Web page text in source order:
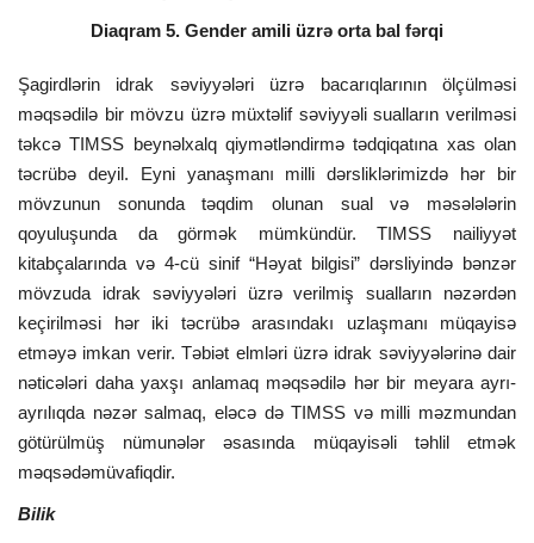
Diaqram 5. Gender amili üzrə orta bal fərqi
Şagirdlərin idrak səviyyələri üzrə bacarıqlarının ölçülməsi
məqsədilə bir mövzu üzrə müxtəlif səviyyəli sualların verilməsi
təkcə TIMSS beynəlxalq qiymətləndirmə tədqiqatına xas olan
təcrübə deyil. Eyni yanaşmanı milli dərsliklərimizdə hər bir
mövzunun sonunda təqdim olunan sual və məsələlərin
qoyuluşunda da görmək mümkündür. TIMSS nailiyyət
kitabçalarında və 4-cü sinif “Həyat bilgisi” dərsliyində bənzər
mövzuda idrak səviyyələri üzrə verilmiş sualların nəzərdən
keçirilməsi hər iki təcrübə arasındakı uzlaşmanı müqayisə
etməyə imkan verir. Təbiət elmləri üzrə idrak səviyyələrinə dair
nəticələri daha yaxşı anlamaq məqsədilə hər bir meyara ayrı-
ayrılıqda nəzər salmaq, eləcə də TIMSS və milli məzmundan
götürülmüş nümunələr əsasında müqayisəli təhlil etmək
məqsədəmüvafiqdir.
Bilik